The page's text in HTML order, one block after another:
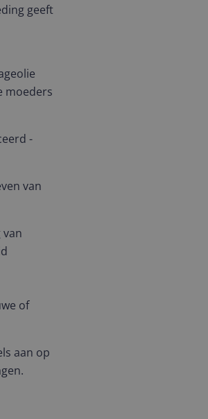
geeft
moeders
-
van
of
aan op